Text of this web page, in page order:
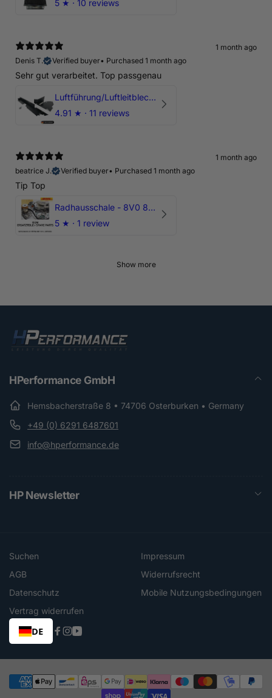
5 ★ · 10 reviews
1 month ago
Denis T.
Verified buyer• Purchased 1 month ago
Sehr gut verarbeitet. Top passgenau
Luftführung/Luftleitblech 5" 125mm offene Ansaugung HPerformance
4.91 ★ · 11 reviews
1 month ago
beatrice J.
Verified buyer• Purchased 1 month ago
Tip Top
Radhausschale - 8V0 821 191 C - Original Ersatzteil für Audi RS3 Sportback
5 ★ · 1 review
Show more
HPerformance GmbH
Hemsbacherstraße 8 • 74706 Osterburken • Germany
+49 (0) 6291 6487601
info@hperformance.de
HP Newsletter
Suchen
Impressum
AGB
Widerrufsrecht
Datenschutz
Mobile Nutzungsbedingungen
Vertrag widerrufen
DE
Facebook
Instagram
YouTube
Zahlungsmethoden